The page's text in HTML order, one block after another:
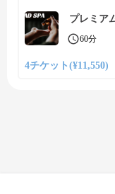
プレミア
60分
4チケット(¥11,550)